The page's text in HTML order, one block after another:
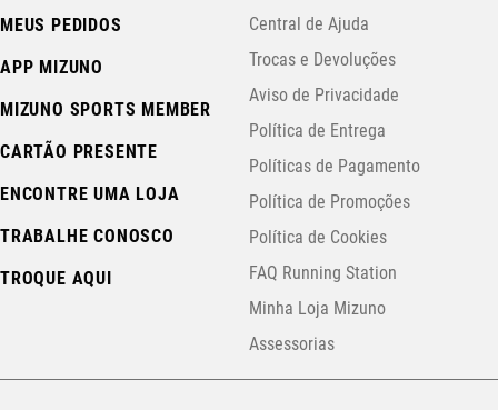
MEUS PEDIDOS
APP MIZUNO
MIZUNO SPORTS MEMBER
CARTÃO PRESENTE
ENCONTRE UMA LOJA
TRABALHE CONOSCO
TROQUE AQUI
Central de Ajuda
Trocas e Devoluções
Aviso de Privacidade
Política de Entrega
Políticas de Pagamento
Política de Promoções
Política de Cookies
FAQ Running Station
Minha Loja Mizuno
Assessorias